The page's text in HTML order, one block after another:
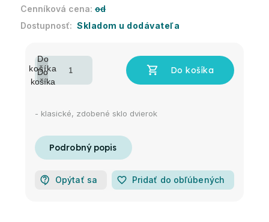
od
Skladom u dodávateľa
- klasické, zdobené sklo dvierok
Opýtať sa favorite_border Pridať do obľúbených